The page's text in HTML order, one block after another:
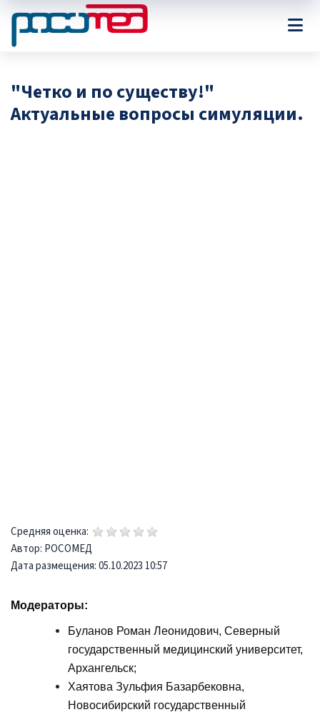
"Четко и по существу!"
Актуальные вопросы симуляции.
Средняя оценка:
Автор: РОСОМЕД
Дата размещения: 05.10.2023 10:57
Модераторы:
Буланов Роман Леонидович, Северный
государственный медицинский университет,
Архангельск;
Хаятова Зульфия Базарбековна,
Новосибирский государственный